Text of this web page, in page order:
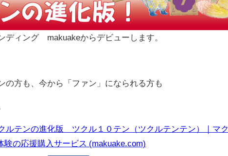
ディング makuakeからデビューします。
の方も、今から「ファン」になられる方も
テンの進化版 ツクル１０テン（ツクルテンテン）｜マク
験の応援購入サービス (makuake.com)